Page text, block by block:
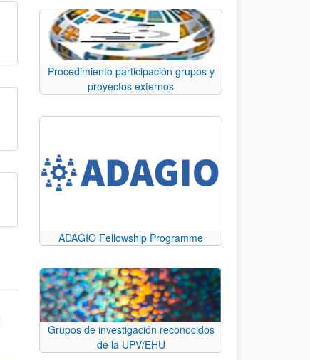
Procedimiento participación grupos y
proyectos externos
ADAGIO Fellowship Programme
Grupos de investigación reconocidos
de la UPV/EHU